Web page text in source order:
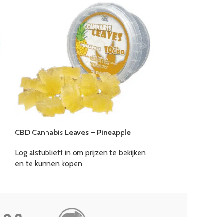
CBD Cannabis Leaves – Pineapple
Log alstublieft in om prijzen te bekijken
en te kunnen kopen